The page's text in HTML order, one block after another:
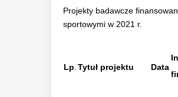
Projekty badawcze
sportowymi w 2021 r.
Lp Tytuł projektu Data